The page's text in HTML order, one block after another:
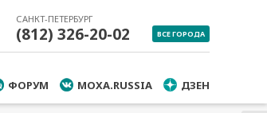
САНКТ-ПЕТЕРБУРГ
(812) 326-20-02 ВСЕ ГОРОДА
ФОРУМ MOXA.RUSSIA ДЗЕН